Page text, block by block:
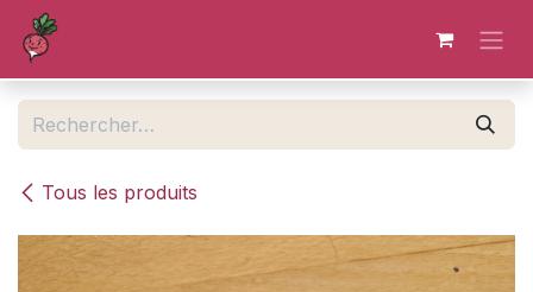
Se rendre au contenu
Tous les produits